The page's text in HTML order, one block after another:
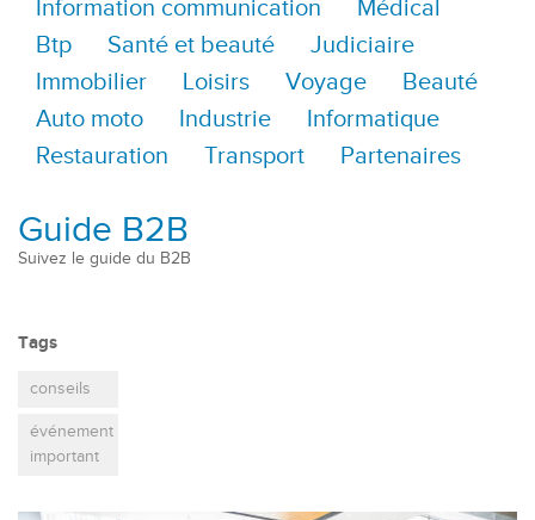
Information communication
Médical
Btp
Santé et beauté
Judiciaire
Immobilier
Loisirs Voyage
Beauté
Auto moto
Industrie
Informatique
Restauration
Transport Partenaires
Guide B2B
Suivez le guide du B2B
Tags
conseils
événement
important